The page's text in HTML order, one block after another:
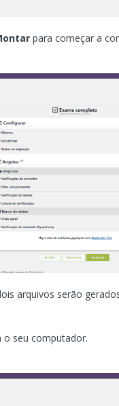
para começar a
arquivos serão
o seu computador.